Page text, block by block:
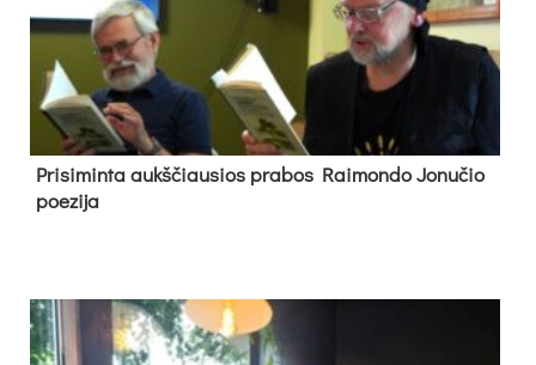
Pri­si­min­ta aukš­čiau­sios pra­bos Rai­mon­do Jo­nu­čio
poe­zi­ja